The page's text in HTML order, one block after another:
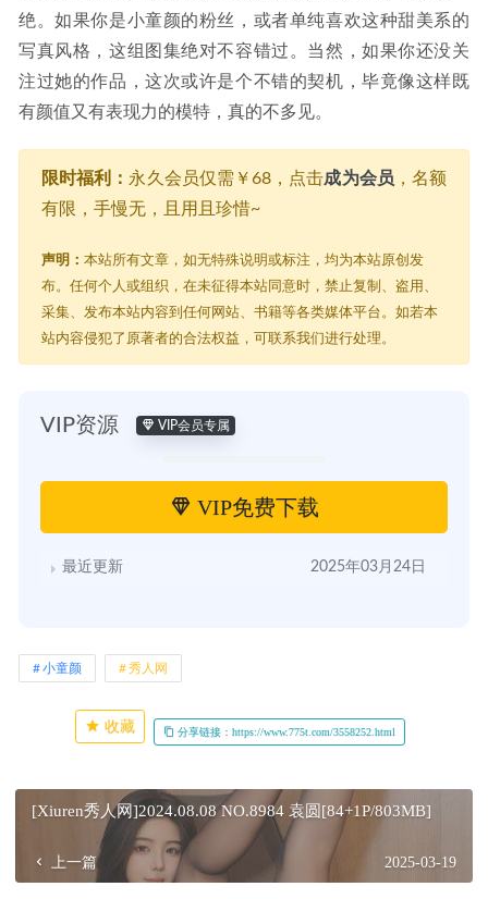
绝。如果你是小童颜的粉丝，或者单纯喜欢这种甜美系的
写真风格，这组图集绝对不容错过。当然，如果你还没关
注过她的作品，这次或许是个不错的契机，毕竟像这样既
有颜值又有表现力的模特，真的不多见。
限时福利： 永久会员仅需￥68，点击成为会员 ，名额
有限，手慢无，且用且珍惜~
声明： 本站所有文章，如无特殊说明或标注，均为本站原创发
布。任何个人或组织，在未征得本站同意时，禁止复制、盗用、
采集、发布本站内容到任何网站、书籍等各类媒体平台。如若本
站内容侵犯了原著者的合法权益，可联系我们进行处理。
VIP资源 VIP会员专属
VIP免费下载
最近更新 2025年03月24日
小童颜 秀人网
收藏 分享链接：https://www.775t.com/3558252.html
[Xiuren秀人网]2024.08.08 NO.8984 袁圆[84+1P/803MB]
上一篇 2025-03-19